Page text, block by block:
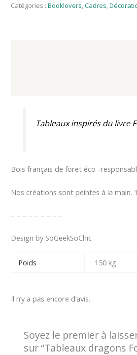
Catégories :Booklovers,Cadres,
Tableaux inspirés du livre
Bois français de foret éco -
Nos créations sont peintes à la main.
– – – – – – – – –
Design by SoGeekSoChic
Poids 150 kg
Il n’y a pas encore d’avis.
Soyez le premier à
sur “Tableaux dragons